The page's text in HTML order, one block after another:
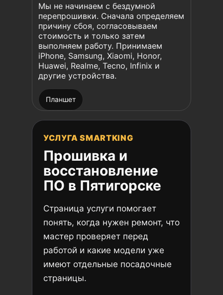
Мы не начинаем с бездумной
перепрошивки. Сначала определяем
причину сбоя, согласовываем
стоимость и только затем
выполняем работу. Принимаем
iPhone, Samsung, Xiaomi, Honor,
Huawei, Realme, Tecno, Infinix и
другие устройства.
Планшет
УСЛУГА SMARTKING
Прошивка и
восстановление
ПО в Пятигорске
Страница услуги помогает
понять, когда нужен ремонт, что
мастер проверяет перед
работой и какие модели уже
имеют отдельные посадочные
страницы.